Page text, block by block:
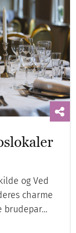
og Ved
charme
brudepar…